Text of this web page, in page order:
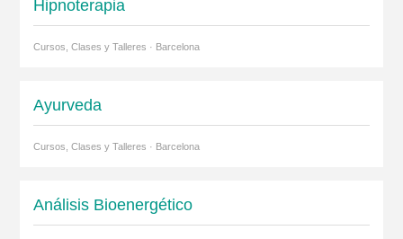
Hipnoterapia
Cursos, Clases y Talleres · Barcelona
Ayurveda
Cursos, Clases y Talleres · Barcelona
Análisis Bioenergético